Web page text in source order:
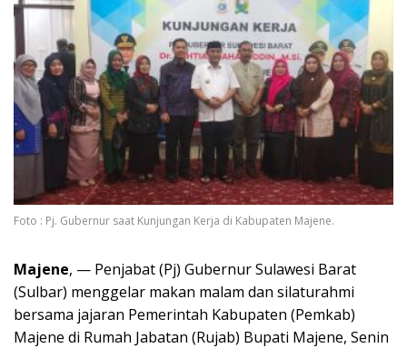
Foto : Pj. Gubernur saat Kunjungan Kerja di Kabupaten Majene.
Majene, — Penjabat (Pj) Gubernur Sulawesi Barat
(Sulbar) menggelar makan malam dan silaturahmi
bersama jajaran Pemerintah Kabupaten (Pemkab)
Majene di Rumah Jabatan (Rujab) Bupati Majene, Senin